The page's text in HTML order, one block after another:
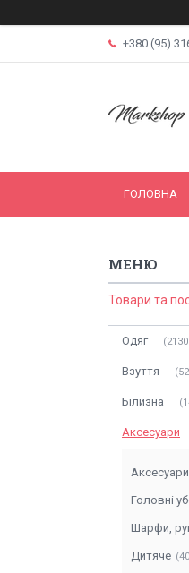
+380 (95)
ГОЛОВНА
Товари та
Одяг
Взуття
Білизна
Аксесуари
Аксесуари
Головні
Шарфи,
Дитяче 40